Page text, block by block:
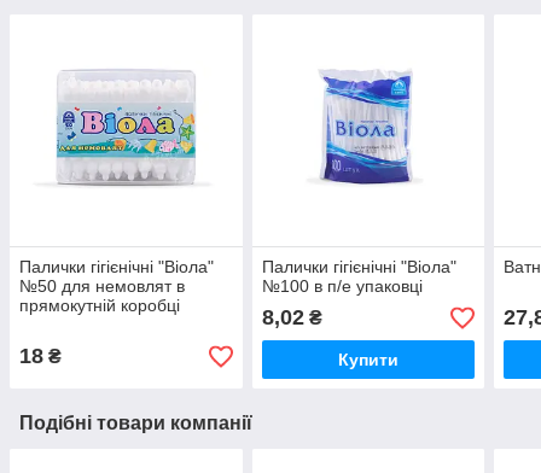
Палички гігієнічні "Віола"
№50 для немовлят в
прямокутній коробці
18 ₴
Палички гігієнічні "Віола"
№100 в п/е упаковці
8,02₴
Купити
Подібні товари компанії